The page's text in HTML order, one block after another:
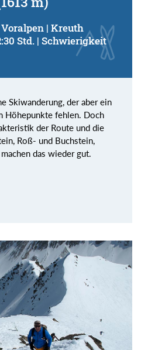
| Kreuth
Std. | Schwierigkeit
Skiwanderung, der aber ein
Höhepunkte fehlen. Doch
der Route und die
Roß- und Buchstein,
das wieder gut.